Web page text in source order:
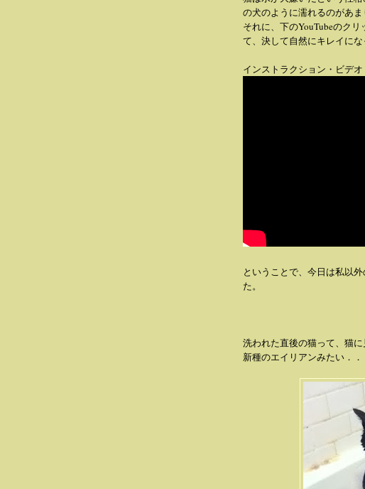
の犬のように濡れるのがあま
それに、下のYouTubeのク
て、決して自然にキレイにな
インストラクション・ビデオ
ということで、今日は私以
た。
洗われた直後の猫って、猫に
新種のエイリアンみたい．．